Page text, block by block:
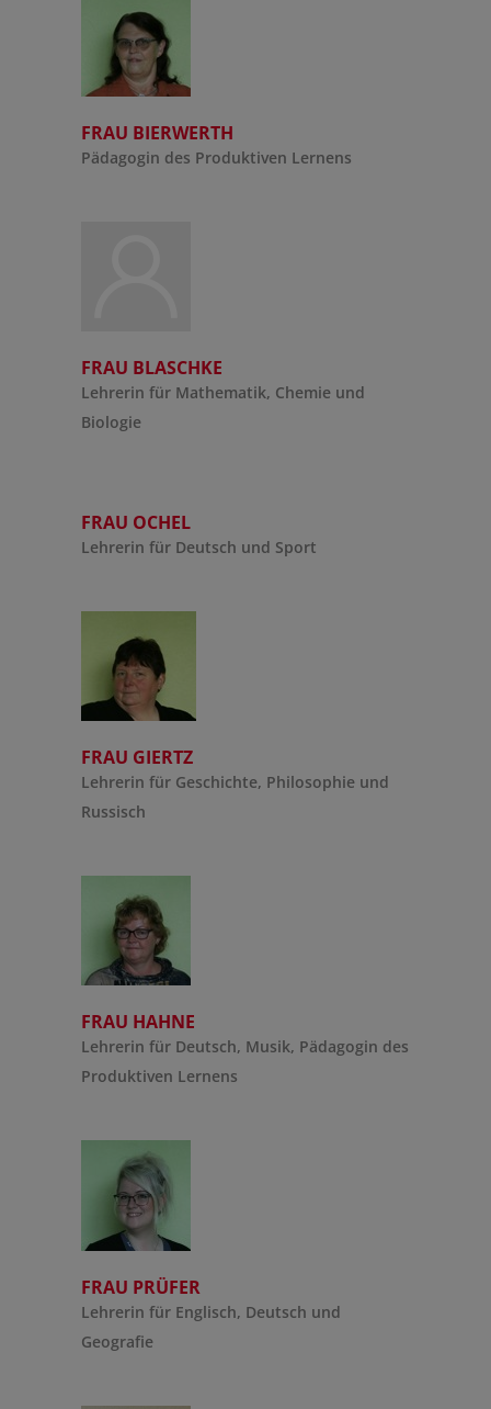
FRAU BIERWERTH
Pädagogin des Produktiven Lernens
FRAU BLASCHKE
Lehrerin für Mathematik, Chemie und
Biologie
FRAU OCHEL
Lehrerin für Deutsch und Sport
FRAU GIERTZ
Lehrerin für Geschichte, Philosophie und
Russisch
FRAU HAHNE
Lehrerin für Deutsch, Musik, Pädagogin des
Produktiven Lernens
FRAU PRÜFER
Lehrerin für Englisch, Deutsch und
Geografie